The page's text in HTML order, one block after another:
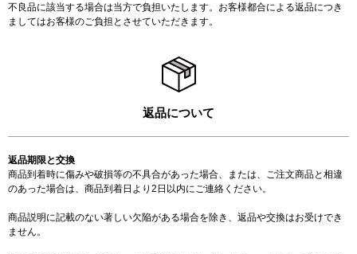
不良品に該当する場合は当方で負担いたします。お客様都合による返品につき
ましてはお客様のご負担とさせていただきます。
返品について
返品期限と交換
商品到着時に傷みや破損等の不具合があった場合、または、ご注文商品と相違
のあった場合は、商品到着日より2日以内にご連絡ください。
商品説明に記載のない著しい欠陥がある場合を除き、返品や交換はお受けでき
ません。